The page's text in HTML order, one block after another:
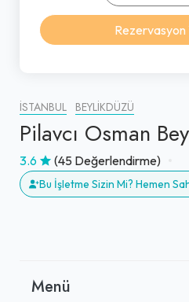
İSTANBUL BEYLIKDÜZÜ
Pilavcı Osman
3.6 (45 Değerlendirme)
Bu İşletme Sizin Mi? Hemen
Menü
Rezervasyon